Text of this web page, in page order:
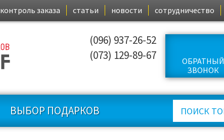
контроль заказа статьи новости сотрудничество
(096) 937-26-52
(073) 129-89-67
ОБРАТНЫЙ
ЗВОНОК
ВЫБОР ПОДАРКОВ